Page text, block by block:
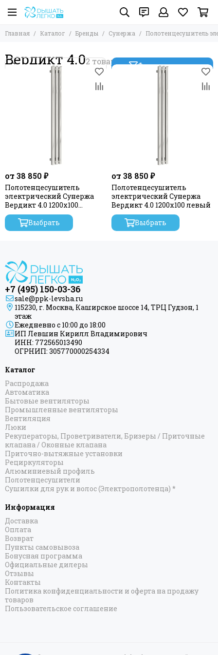
Главная Каталог Бренды Сунержа Полотенцесушитель
Вердикт 4.0 Фильтр товаров
от 38 850 ₽
Полотенцесушитель
электрический Сунержа
Вердикт 4.0 1200х100
правый
Выбрать
от 38 850 ₽
Полотенцесушитель
электрический Сунержа
Вердикт 4.0 1200х100 левый
Выбрать
+7 (495) 150-03-36
sale@ppk-levsha.ru
115230, г. Москва, Каширское шоссе 14, ТРЦ Гудзон, 1
этаж
Ежедневно с 10:00 до 18:00
ИП Левшин Кирилл Владимирович
ИНН: 772565013490
ОГРНИП: 305770000254334
Каталог
Распродажа
Автоматика
Бытовые вентиляторы
Промышленные вентиляторы
Вентиляция
Люки
Рекуператоры, Проветриватели, Бризеры / Приточные
клапана / Оконные клапана
Приточно-вытяжные установки
Рециркуляторы
Алюминиевый профиль
Полотенцесушители
Сушилки для рук и волос (Электрополотенца) *
Информация
Доставка
Оплата
Возврат
Пункты самовывоза
Бонусная программа
Официальные дилеры
Отзывы
Контакты
Политика конфиденциальности и оферта на продажу
товаров
Пользовательское соглашение